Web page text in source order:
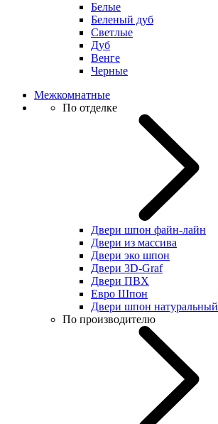
Белые
Беленый дуб
Светлые
Дуб
Венге
Черные
Межкомнатные
По отделке
Двери шпон файн-лайн
Двери из массива
Двери эко шпон
Двери 3D-Graf
Двери ПВХ
Евро Шпон
Двери шпон натуральный
По производителю